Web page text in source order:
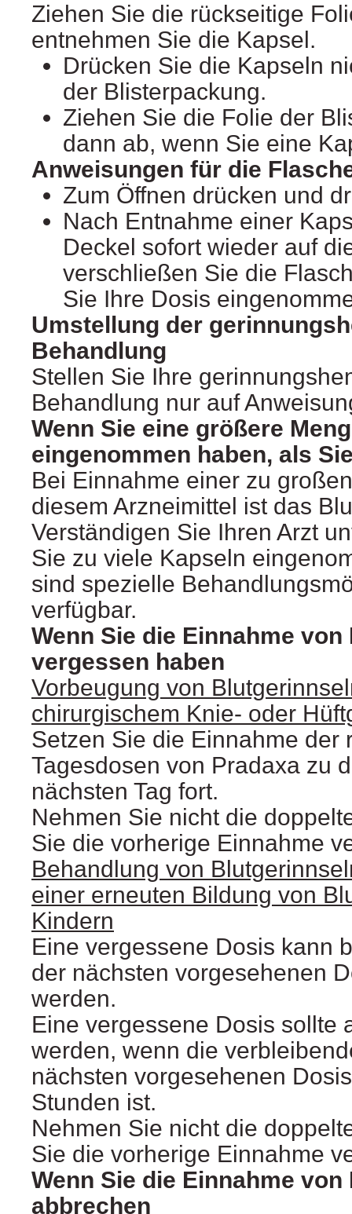
Ziehen Sie die rückseitige
entnehmen Sie die Kapsel.
Drücken Sie die Kapseln
der Blisterpackung.
Ziehen Sie die Folie der
dann ab, wenn Sie eine
Anweisungen für die
Zum Öffnen drücken und
Nach Entnahme einer
Deckel sofort wieder auf
verschließen Sie die
Sie Ihre Dosis
Umstellung der
Behandlung
Stellen Sie Ihre
Behandlung nur auf
Wenn Sie eine größere
eingenommen haben, als
Bei Einnahme einer zu
diesem Arzneimittel ist das
Verständigen Sie Ihren Arzt
Sie zu viele Kapseln
sind spezielle
verfügbar.
Wenn Sie die Einnahme von
vergessen haben
Vorbeugung von
chirurgischem Knie- oder
Setzen Sie die Einnahme der
Tagesdosen von Pradaxa zu
nächsten Tag fort.
Nehmen Sie nicht die
Sie die vorherige Einnahme
Behandlung von
einer erneuten Bildung von
Kindern
Eine vergessene Dosis kann
der nächsten vorgesehenen
werden.
Eine vergessene Dosis sollte
werden, wenn die
nächsten vorgesehenen
Stunden ist.
Nehmen Sie nicht die
Sie die vorherige Einnahme
Wenn Sie die Einnahme von
abbrechen